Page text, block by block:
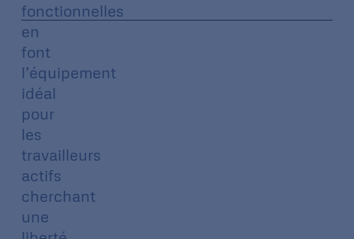
fonctionnelles
en
font
l’équipement
idéal
pour
les
travailleurs
actifs
cherchant
une